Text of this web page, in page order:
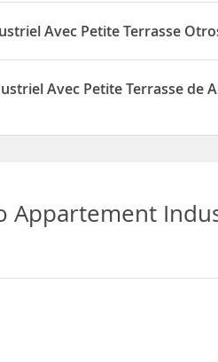
Terrasse está situado en
Avec Petite Terrasse
Terrasse permite Otros
Avec Petite Terrasse de
Appartement